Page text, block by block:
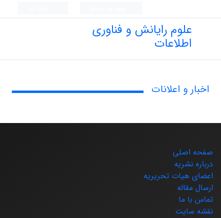
علوم رایانش و فناوری
اطلاعات
اخبار و اعلانات
صفحه اصلی
درباره نشریه
اعضای هیات تحریریه
ارسال مقاله
تماس با ما
نقشه سایت